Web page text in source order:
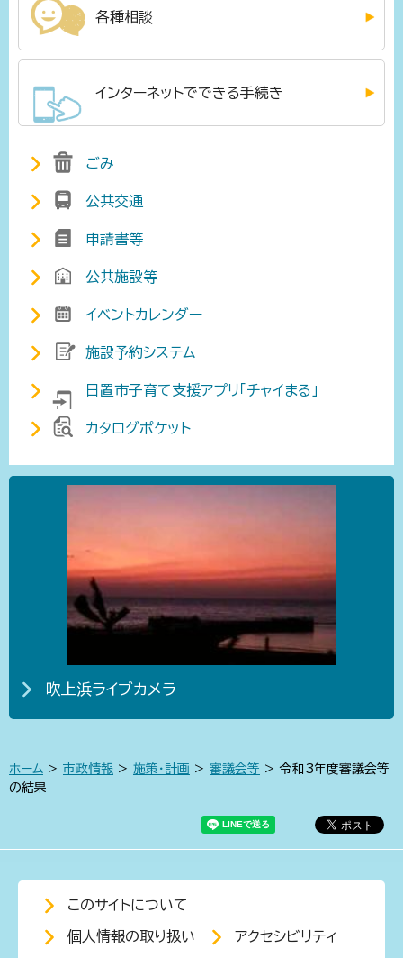
各種相談
インターネットでできる手続き
ごみ
公共交通
申請書等
公共施設等
イベントカレンダー
施設予約システム
日置市子育て支援アプリ「チャイまる」
カタログポケット
吹上浜ライブカメラ
ホーム > 市政情報 > 施策・計画 > 審議会等 > 令和3年度審議会等
の結果
このサイトについて
個人情報の取り扱い アクセシビリティ